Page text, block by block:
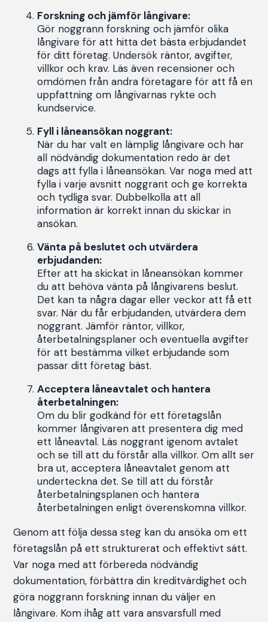
Forskning och jämför långivare:
Gör noggrann forskning och jämför olika
långivare för att hitta det bästa erbjudandet
för ditt företag. Undersök räntor, avgifter,
villkor och krav. Läs även recensioner och
omdömen från andra företagare för att få en
uppfattning om långivarnas rykte och
kundservice.
Fyll i låneansökan noggrant:
När du har valt en lämplig långivare och har
all nödvändig dokumentation redo är det
dags att fylla i låneansökan. Var noga med att
fylla i varje avsnitt noggrant och ge korrekta
och tydliga svar. Dubbelkolla att all
information är korrekt innan du skickar in
ansökan.
Vänta på beslutet och utvärdera
erbjudanden:
Efter att ha skickat in låneansökan kommer
du att behöva vänta på långivarens beslut.
Det kan ta några dagar eller veckor att få ett
svar. När du får erbjudanden, utvärdera dem
noggrant. Jämför räntor, villkor,
återbetalningsplaner och eventuella avgifter
för att bestämma vilket erbjudande som
passar ditt företag bäst.
Acceptera låneavtalet och hantera
återbetalningen:
Om du blir godkänd för ett företagslån
kommer långivaren att presentera dig med
ett låneavtal. Läs noggrant igenom avtalet
och se till att du förstår alla villkor. Om allt ser
bra ut, acceptera låneavtalet genom att
underteckna det. Se till att du förstår
återbetalningsplanen och hantera
återbetalningen enligt överenskomna villkor.
Genom att följa dessa steg kan du ansöka om ett
företagslån på ett strukturerat och effektivt sätt.
Var noga med att förbereda nödvändig
dokumentation, förbättra din kreditvärdighet och
göra noggrann forskning innan du väljer en
långivare. Kom ihåg att vara ansvarsfull med